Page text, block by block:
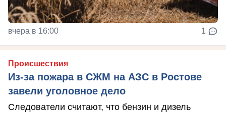
вчера в 16:00 1
Происшествия
Из-за пожара в СЖМ на АЗС в Ростове
завели уголовное дело
Следователи считают, что бензин и дизель